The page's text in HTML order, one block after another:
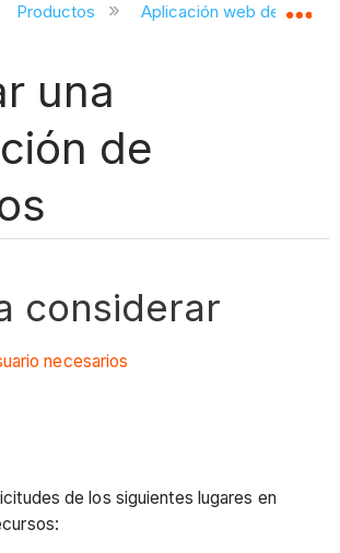
contraer jerarquía global
Productos Aplicación web de
una
de
considerar
necesarios
de los siguientes lugares en